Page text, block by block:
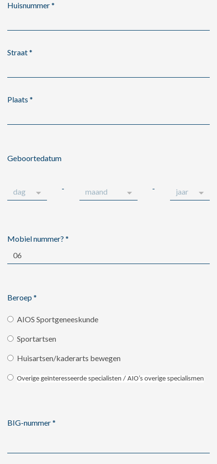
Huisnummer*
Straat*
Plaats *
Geboortedatum
- -
Mobiel nummer? *
Beroep *
AIOS Sportgeneeskunde
Sportartsen
Huisartsen/kaderarts bewegen
Overige geïnteresseerde specialisten / AIO’s overige specialismen
BIG-nummer*